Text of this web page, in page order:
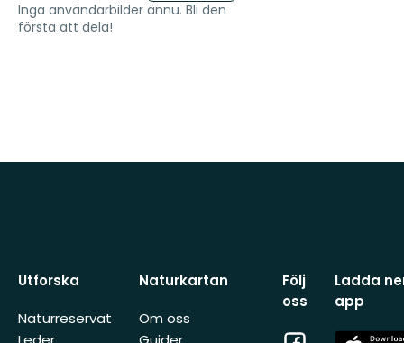
Inga användarbilder ännu. Bli den
första att dela!
Utforska
Naturreservat
Naturkartan
Om oss
Följ
oss
Facebook
Ladda
app
App